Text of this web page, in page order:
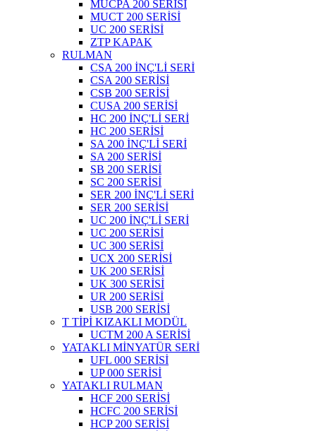
MUCPA 200 SERİSİ
MUCT 200 SERİSİ
UC 200 SERİSİ
ZTP KAPAK
RULMAN
CSA 200 İNÇ'Lİ SERİ
CSA 200 SERİSİ
CSB 200 SERİSİ
CUSA 200 SERİSİ
HC 200 İNÇ'Lİ SERİ
HC 200 SERİSİ
SA 200 İNÇ'Lİ SERİ
SA 200 SERİSİ
SB 200 SERİSİ
SC 200 SERİSİ
SER 200 İNÇ'Lİ SERİ
SER 200 SERİSİ
UC 200 İNÇ'Lİ SERİ
UC 200 SERİSİ
UC 300 SERİSİ
UCX 200 SERİSİ
UK 200 SERİSİ
UK 300 SERİSİ
UR 200 SERİSİ
USB 200 SERİSİ
T TİPİ KIZAKLI MODÜL
UCTM 200 A SERİSİ
YATAKLI MİNYATÜR SERİ
UFL 000 SERİSİ
UP 000 SERİSİ
YATAKLI RULMAN
HCF 200 SERİSİ
HCFC 200 SERİSİ
HCP 200 SERİSİ